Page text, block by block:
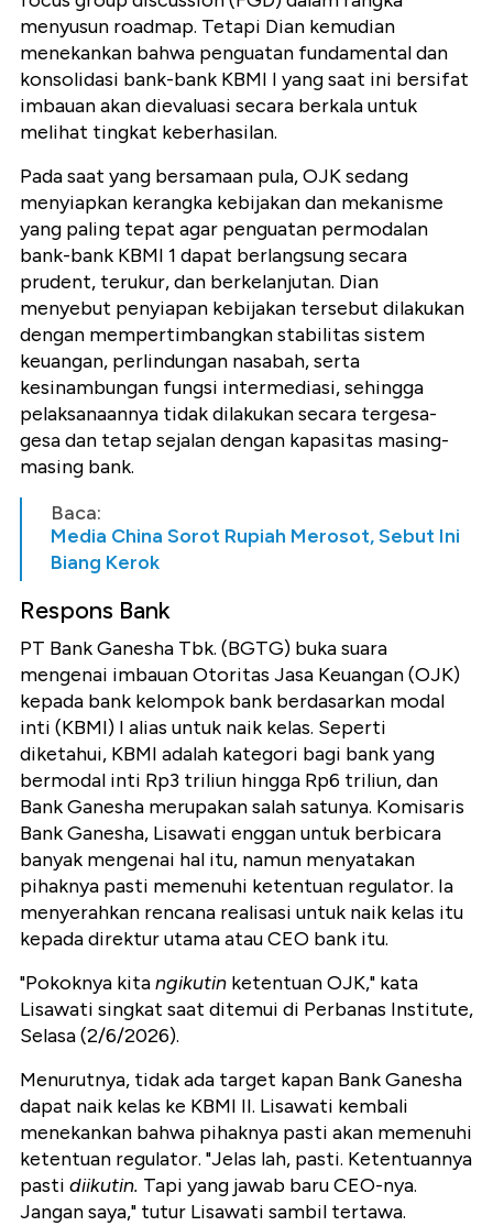
menyusun roadmap. Tetapi Dian kemudian
menekankan bahwa penguatan fundamental dan
konsolidasi bank-bank KBMI I yang saat ini bersifat
imbauan akan dievaluasi secara berkala untuk
melihat tingkat keberhasilan.
Pada saat yang bersamaan pula, OJK sedang
menyiapkan kerangka kebijakan dan mekanisme
yang paling tepat agar penguatan permodalan
bank-bank KBMI 1 dapat berlangsung secara
prudent, terukur, dan berkelanjutan. Dian
menyebut penyiapan kebijakan tersebut dilakukan
dengan mempertimbangkan stabilitas sistem
keuangan, perlindungan nasabah, serta
kesinambungan fungsi intermediasi, sehingga
pelaksanaannya tidak dilakukan secara tergesa-
gesa dan tetap sejalan dengan kapasitas masing-
masing bank.
Baca:
Media China Sorot Rupiah Merosot, Sebut Ini
Biang Kerok
Respons Bank
PT Bank Ganesha Tbk. (BGTG) buka suara
mengenai imbauan Otoritas Jasa Keuangan (OJK)
kepada bank kelompok bank berdasarkan modal
inti (KBMI) I alias untuk naik kelas. Seperti
diketahui, KBMI adalah kategori bagi bank yang
bermodal inti Rp3 triliun hingga Rp6 triliun, dan
Bank Ganesha merupakan salah satunya. Komisaris
Bank Ganesha, Lisawati enggan untuk berbicara
banyak mengenai hal itu, namun menyatakan
pihaknya pasti memenuhi ketentuan regulator. Ia
menyerahkan rencana realisasi untuk naik kelas itu
kepada direktur utama atau CEO bank itu.
"Pokoknya kitangikutin ketentuan OJK," kata
Lisawati singkat saat ditemui di Perbanas Institute,
Selasa (2/6/2026).
Menurutnya, tidak ada target kapan Bank Ganesha
dapat naik kelas ke KBMI II. Lisawati kembali
menekankan bahwa pihaknya pasti akan memenuhi
ketentuan regulator. "Jelas lah, pasti. Ketentuannya
pasti diikutin. Tapi yang jawab baru CEO-nya.
Jangan saya," tutur Lisawati sambil tertawa.